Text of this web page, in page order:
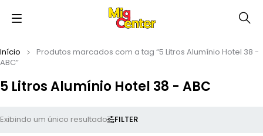
5 Litros Alumínio Hotel 38 - ABC
Início
Produtos marcados com a tag “5 Litros Alumínio Hotel 38 -
ABC”
FILTER
Exibindo um único resultado